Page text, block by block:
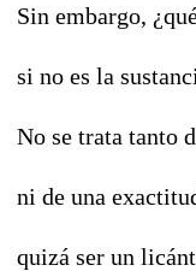
Sin embargo,
si no es la
No se trata tanto
ni de una
quizá ser un